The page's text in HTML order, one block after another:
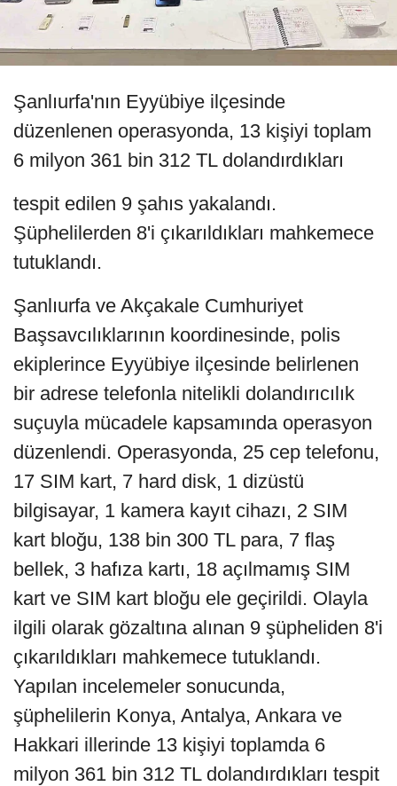
Şanlıurfa'nın Eyyübiye ilçesinde
düzenlenen operasyonda, 13 kişiyi toplam
6 milyon 361 bin 312 TL dolandırdıkları
tespit edilen 9 şahıs yakalandı.
Şüphelilerden 8'i çıkarıldıkları mahkemece
tutuklandı.
Şanlıurfa ve Akçakale Cumhuriyet
Başsavcılıklarının koordinesinde, polis
ekiplerince Eyyübiye ilçesinde belirlenen
bir adrese telefonla nitelikli dolandırıcılık
suçuyla mücadele kapsamında operasyon
düzenlendi. Operasyonda, 25 cep telefonu,
17 SIM kart, 7 hard disk, 1 dizüstü
bilgisayar, 1 kamera kayıt cihazı, 2 SIM
kart bloğu, 138 bin 300 TL para, 7 flaş
bellek, 3 hafıza kartı, 18 açılmamış SIM
kart ve SIM kart bloğu ele geçirildi. Olayla
ilgili olarak gözaltına alınan 9 şüpheliden 8'i
çıkarıldıkları mahkemece tutuklandı.
Yapılan incelemeler sonucunda,
şüphelilerin Konya, Antalya, Ankara ve
Hakkari illerinde 13 kişiyi toplamda 6
milyon 361 bin 312 TL dolandırdıkları tespit